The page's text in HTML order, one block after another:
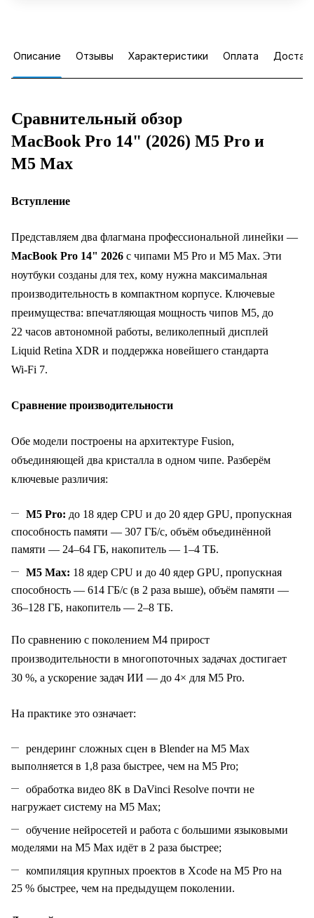
Описание Отзывы Характеристики Оплата
Сравнительный обзор
MacBook Pro 14" (2026) M5 Pro и
M5 Max
Вступление
Представляем два флагмана профессиональной линейки —
MacBook Pro 14" 2026 с чипами M5 Pro и M5 Max. Эти
ноутбуки созданы для тех, кому нужна максимальная
производительность в компактном корпусе. Ключевые
преимущества: впечатляющая мощность чипов M5, до
22 часов автономной работы, великолепный дисплей
Liquid Retina XDR и поддержка новейшего стандарта
Wi‑Fi 7.
Сравнение производительности
Обе модели построены на архитектуре Fusion,
объединяющей два кристалла в одном чипе. Разберём
ключевые различия:
M5 Pro: до 18 ядер CPU и до 20 ядер GPU, пропускная
способность памяти — 307 ГБ/с, объём объединённой
памяти — 24–64 ГБ, накопитель — 1–4 ТБ.
M5 Max: 18 ядер CPU и до 40 ядер GPU, пропускная
способность — 614 ГБ/с (в 2 раза выше), объём памяти —
36–128 ГБ, накопитель — 2–8 ТБ.
По сравнению с поколением M4 прирост
производительности в многопоточных задачах достигает
30 %, а ускорение задач ИИ — до 4× для M5 Pro.
На практике это означает:
рендеринг сложных сцен в Blender на M5 Max
выполняется в 1,8 раза быстрее, чем на M5 Pro;
обработка видео 8K в DaVinci Resolve почти не
нагружает систему на M5 Max;
обучение нейросетей и работа с большими языковыми
моделями на M5 Max идёт в 2 раза быстрее;
компиляция крупных проектов в Xcode на M5 Pro на
25 % быстрее, чем на предыдущем поколении.